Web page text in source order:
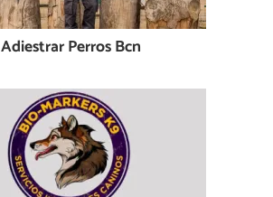
Adiestrar Perros Bcn